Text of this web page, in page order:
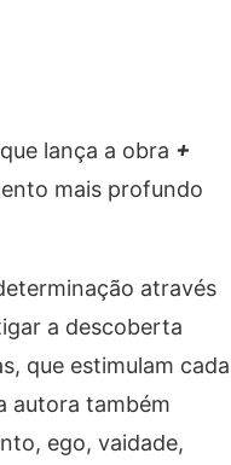
lança a obra +
mais profundo
através
a descoberta
que estimulam cada
autora também
ego, vaidade,